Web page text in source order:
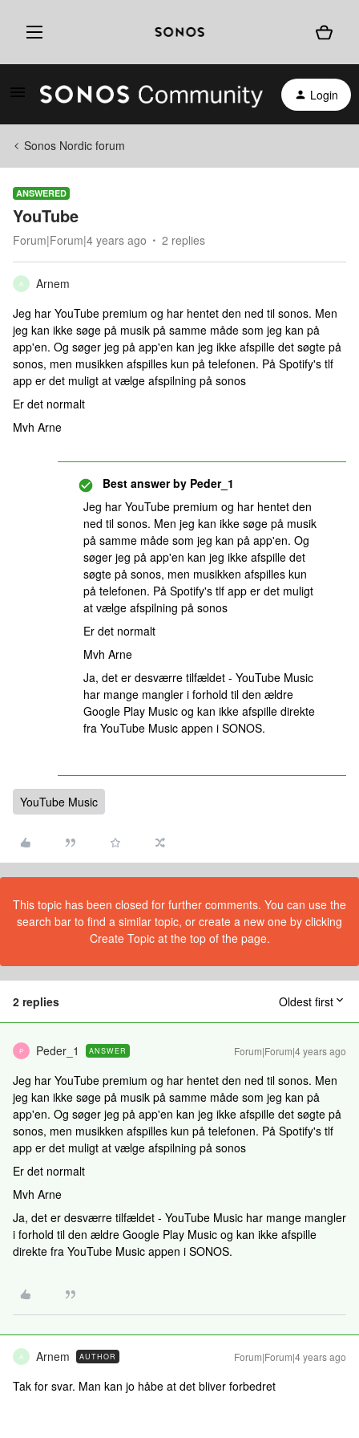
Login
Sonos Nordic forum
ANSWERED
YouTube
Forum|Forum|4 years ago 2 replies
A
Arnem
Jeg har YouTube premium og har hentet den ned til sonos. Men
jeg kan ikke søge på musik på samme måde som jeg kan på
app'en. Og søger jeg på app'en kan jeg ikke afspille det søgte på
sonos, men musikken afspilles kun på telefonen. På Spotify's tlf
app er det muligt at vælge afspilning på sonos
Er det normalt
Mvh Arne
Best answer by Peder_1
Jeg har YouTube premium og har hentet den
ned til sonos. Men jeg kan ikke søge på musik
på samme måde som jeg kan på app'en. Og
søger jeg på app'en kan jeg ikke afspille det
søgte på sonos, men musikken afspilles kun
på telefonen. På Spotify's tlf app er det muligt
at vælge afspilning på sonos
Er det normalt
Mvh Arne
Ja, det er desværre tilfældet - YouTube Music
har mange mangler i forhold til den ældre
Google Play Music og kan ikke afspille direkte
fra YouTube Music appen i SONOS.
YouTube Music
This topic has been closed for further comments. You can use the
search bar to find a similar topic, or create a new one by clicking
Create Topic at the top of the page.
2 replies Oldest first
P Peder_1 ANSWER Forum|Forum|4 years ago
Jeg har YouTube premium og har hentet den ned til sonos. Men
jeg kan ikke søge på musik på samme måde som jeg kan på
app'en. Og søger jeg på app'en kan jeg ikke afspille det søgte på
sonos, men musikken afspilles kun på telefonen. På Spotify's tlf
app er det muligt at vælge afspilning på sonos
Er det normalt
Mvh Arne
Ja, det er desværre tilfældet - YouTube Music har mange mangler
i forhold til den ældre Google Play Music og kan ikke afspille
direkte fra YouTube Music appen i SONOS.
A Arnem AUTHOR Forum|Forum|4 years ago
Tak for svar. Man kan jo håbe at det bliver forbedret